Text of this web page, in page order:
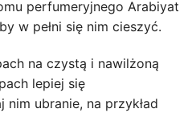
perfumeryjnego Arabiyat
w pełni się nim cieszyć.
na czystą i nawilżoną
lepiej się
nim ubranie, na przykład